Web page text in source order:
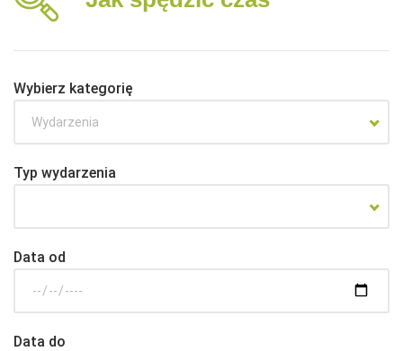
Wybierz kategorię
Wydarzenia
Typ wydarzenia
Data od
Data do